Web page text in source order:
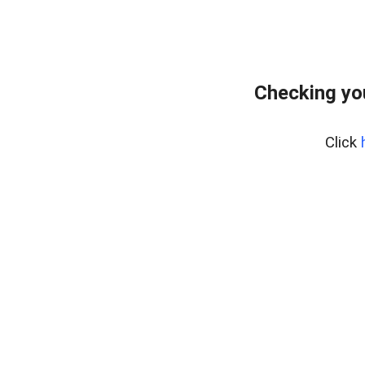
Checking
Click